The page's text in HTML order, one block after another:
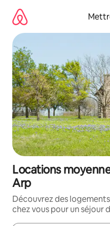
directement
contenu
Locations
Arp
Découvrez des
chez vous pour un séjour